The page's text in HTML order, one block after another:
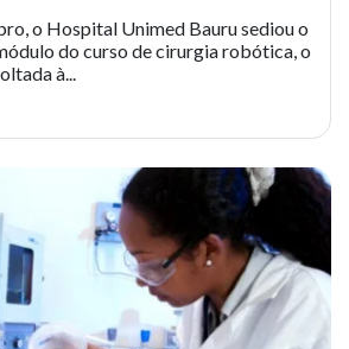
o Hospital Unimed Bauru sediou o
do curso de cirurgia robótica, o
à...